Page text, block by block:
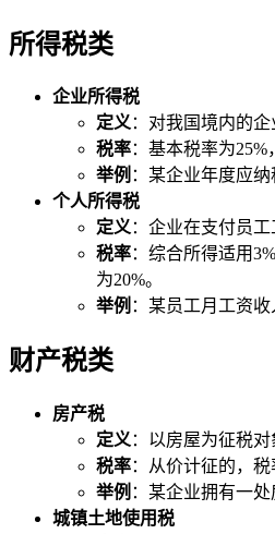
所得税类
企业所得税
定义：对我国境内的
税率：基本税率为
举例 ：某企业年度应纳
个人所得税
定义：企业在支付员
税率：综合所得适用
为20%。
举例 ：某员工月工资
财产税类
房产税
定义 ：以房屋为征税
税率：从价计征的，
举例 ：某企业拥有一处
城镇土地使用税